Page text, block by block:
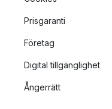
Prisgaranti
Företag
Digital tillgänglighet
Ångerrätt